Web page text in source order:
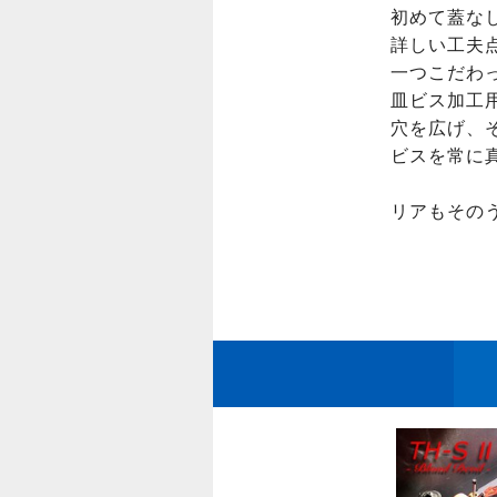
初めて蓋な
詳しい工夫
一つこだわ
皿ビス加工
穴を広げ、
ビスを常に
リアもその